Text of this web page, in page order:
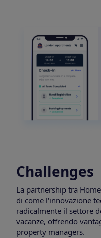
Challenges
La partnership tra
di come l'innovazione
radicalmente il settore
vacanze, offrendo
property managers.